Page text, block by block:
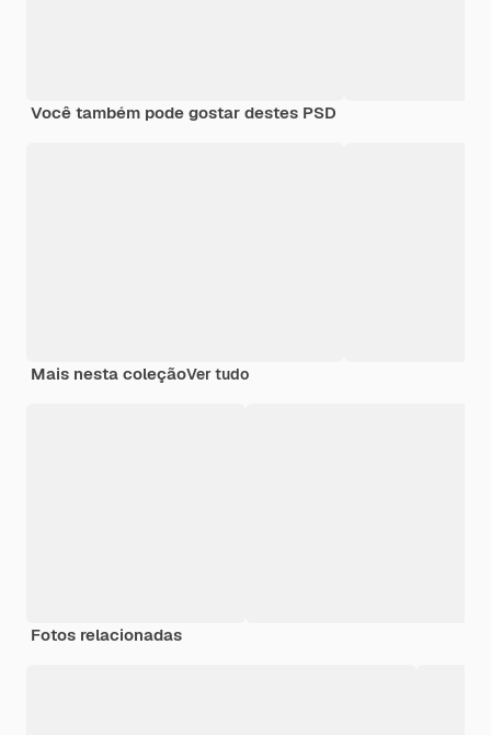
Você também pode gostar destes PSD
Mais nesta coleçãoVer tudo
Fotos relacionadas